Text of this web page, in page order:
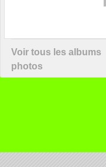
Voir tous les albums
photos